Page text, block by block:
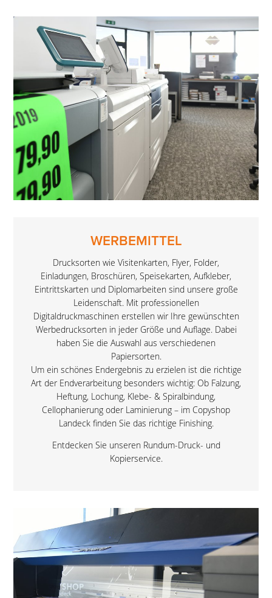
WERBEMITTEL
Drucksorten wie Visitenkarten, Flyer, Folder,
Einladungen, Broschüren, Speisekarten, Aufkleber,
Eintrittskarten und Diplomarbeiten sind unsere große
Leidenschaft. Mit professionellen
Digitaldruckmaschinen erstellen wir Ihre gewünschten
Werbedrucksorten in jeder Größe und Auflage. Dabei
haben Sie die Auswahl aus verschiedenen
Papiersorten.
Um ein schönes Endergebnis zu erzielen ist die richtige
Art der Endverarbeitung besonders wichtig: Ob Falzung,
Heftung, Lochung, Klebe- & Spiralbindung,
Cellophanierung oder Laminierung – im Copyshop
Landeck finden Sie das richtige Finishing.
Entdecken Sie unseren Rundum-Druck- und
Kopierservice.